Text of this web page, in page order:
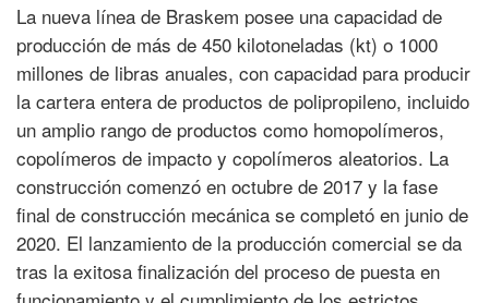
La nueva línea de Braskem posee una capacidad de
producción de más de 450 kilotoneladas (kt) o 1000
millones de libras anuales, con capacidad para producir
la cartera entera de productos de polipropileno, incluido
un amplio rango de productos como homopolímeros,
copolímeros de impacto y copolímeros aleatorios. La
construcción comenzó en octubre de 2017 y la fase
final de construcción mecánica se completó en junio de
2020. El lanzamiento de la producción comercial se da
tras la exitosa finalización del proceso de puesta en